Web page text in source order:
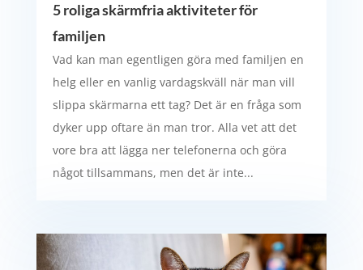
5 roliga skärmfria aktiviteter för
familjen
Vad kan man egentligen göra med familjen en
helg eller en vanlig vardagskväll när man vill
slippa skärmarna ett tag? Det är en fråga som
dyker upp oftare än man tror. Alla vet att det
vore bra att lägga ner telefonerna och göra
något tillsammans, men det är inte...